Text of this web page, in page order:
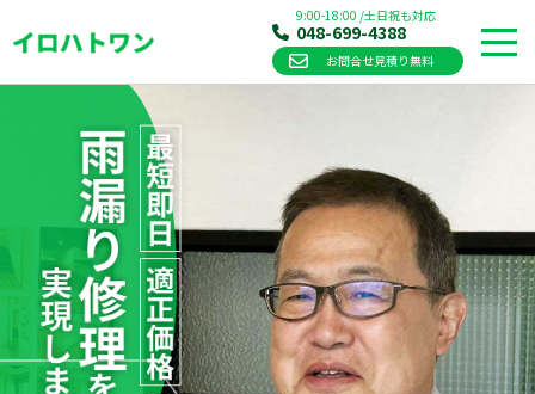
Skip
9:00-18:00 /土日祝も対応
048-699-4388
お問合せ見積り無料